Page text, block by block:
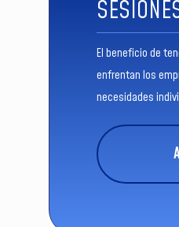
El beneficio de
enfrentan los
necesidades